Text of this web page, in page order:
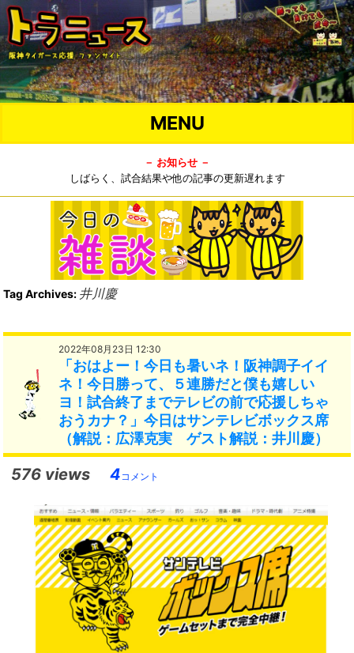
MENU
－ お知らせ －
しばらく、試合結果や他の記事の更新遅れます
Tag Archives: 井川慶
2022年08月23日 12:30
「おはよー！今日も暑いネ！阪神調子イイ
ネ！今日勝って、５連勝だと僕も嬉しい
ヨ！試合終了までテレビの前で応援しちゃ
おうカナ？」今日はサンテレビボックス席
（解説：広澤克実 ゲスト解説：井川慶）
576 views 4コメント